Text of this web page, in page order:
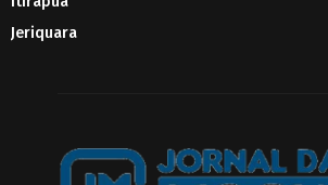
Jeriquara